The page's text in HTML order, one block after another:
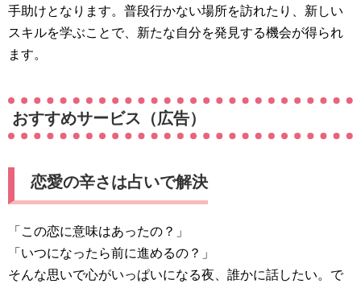
手助けとなります。普段行かない場所を訪れたり、新しい
スキルを学ぶことで、新たな自分を発見する機会が得られ
ます。
おすすめサービス（広告）
恋愛の辛さは占いで解決
「この恋に意味はあったの？」
「いつになったら前に進めるの？」
そんな思いで心がいっぱいになる夜、誰かに話したい。で